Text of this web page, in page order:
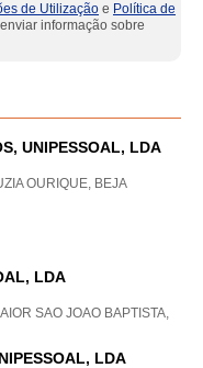
de Utilização e Política de
informação sobre
UNIPESSOAL, LDA
OURIQUE, BEJA
LDA
SAO JOAO BAPTISTA,
LDA